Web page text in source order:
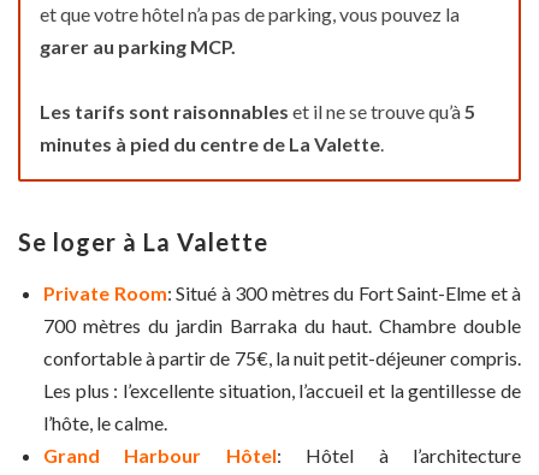
et que votre hôtel n’a pas de parking, vous pouvez la
garer au parking MCP.
Les tarifs sont raisonnables et il ne se trouve qu’à5
minutes à pied du centre de La Valette.
Se loger à La Valette
Private Room: Situé à 300 mètres du Fort Saint-Elme et à
700 mètres du jardin Barraka du haut. Chambre double
confortable à partir de 75€, la nuit petit-déjeuner compris.
Les plus : l’excellente situation, l’accueil et la gentillesse de
l’hôte, le calme.
Grand Harbour Hôtel: Hôtel à l’architecture